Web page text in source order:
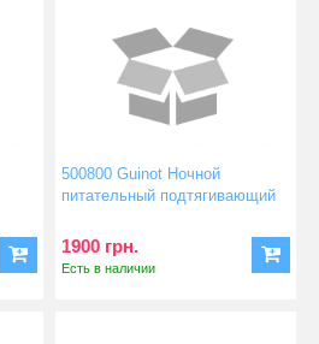
500800 Guinot Ночной
питательный подтягивающий
1900 грн.
Есть в наличии